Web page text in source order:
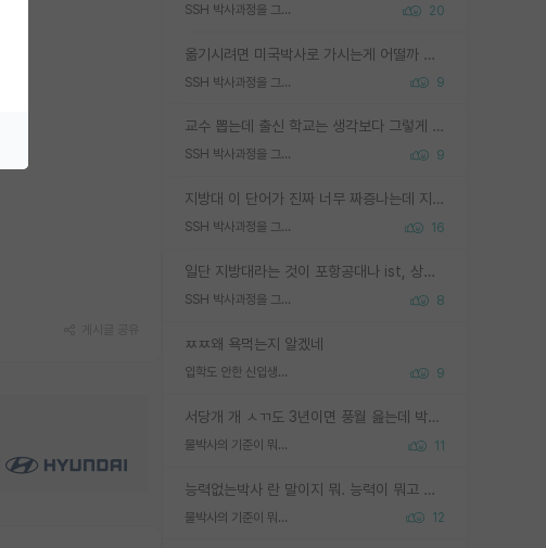
SSH 박사과정을 그만두고 지방대 박사로 옮기면 교수의 꿈은 끝일까요? 20
옮기시려면 미국박사로 가시는게 어떨까 싶네요. 교수가 꿈이면 미국박사 하고 미국교수 까지 같이 노리시는게 기회가 많지 않을까요?
SSH 박사과정을 그만두고 지방대 박사로 옮기면 교수의 꿈은 끝일까요? 9
교수 뽑는데 출신 학교는 생각보다 그렇게 안 봄. 앞으로는 더 안 보게 될거임. 박사는 어디서 진행해도 됨. 단, 제대로 쌓고 좋은 실적 만들 수 있다면. 그런데 지방대는 그럴 가능성이 지극히 낮음. 나만 열심히 잘 하면 된다? 인간은 주변 환경에 지배되는 나약한 존재임. 주변의 지방대 대학원생과 섞이고 지방 특유의 여유로움 또는 나쁘게 얘기해서 나태함에 젖어 살다보면 교수의 꿈 자체를 잊어버리게 될 가능성도 있음. 주변 환경이 70~80%임.
SSH 박사과정을 그만두고 지방대 박사로 옮기면 교수의 꿈은 끝일까요? 9
지방대 이 단어가 진짜 너무 짜증나는데 지방대면 다 그냥 쓰레기인가요? 무슨 말 같지도 않은 댓글들이 있는건지??? 지방에도 충분히 좋은 대학 많고 충분히 잘하는 교수님들 많습니다 포항공대 4개 IST 대표 지거국들 여기 모두 다 지방에 있고 여기 출신들 중에 교수하는 분들 적지 않습니다 지거국 출신이 무슨 교수를 하냐?라고 생각할 사람들 많은데 상위 대표 지거국에 아웃라이어들 많습니다 결국 개인의 연구역량과 실적이 중요합니다 이 역량을 펼치는데 있어서 지도교수와의 합도 중요합니다. 그리고 경력이 필요하면 해외포닥까지 다녀오세요
SSH 박사과정을 그만두고 지방대 박사로 옮기면 교수의 꿈은 끝일까요? 16
일단 지방대라는 것이 포항공대나 ist, 상위 지거국은 아니라고 생각하겠습니다. 그런곳은 서성한에 비해 소위 대학 네임밸류가 크게 뒤떨어지지는 않으니까요. 대학 이름이 중요하냐? 당연합니다. 대학 이름이 좋아서 좋은 아웃풋이 나오는 것이냐, 좋은 대학은 좋은 사람과 좋은 기회가 몰려있으니 아웃풋도 자연스럽게 좋아지는 것이냐? 대답하기 어려운 문제입니다. 아직 한국 사회에서 학벌을 보는 것도, 특히 이공계를 중심으로 학벌보다는 실적 위주라는 분위기가 형성되는 것도 사실입니다. 지방대 출신으로 전임교수가 될수 있느냐? 가능 불가능을 따지면 당연히 가능입니다. 지방대 박사 출신으로 전임교원이 된 경우가 실제로 있으니까요. 현실적인 가능성이 있느냐? 지금 이정도 대학의 교수가 되고싶다고 생각되는 대학 들어가서 컴공과 교수 목록 켜고 박사 어디서 받았는지 쭉 한번 보세요. 냉정하게 지방대 출신인 분들이 많지는 않으실겁니다.
SSH 박사과정을 그만두고 지방대 박사로 옮기면 교수의 꿈은 끝일까요? 8
ㅉㅉ왜 욕먹는지 알겠네
입학도 안한 신입생이 원래 관심을 받나요 9
서당개 개 ㅅㄲ도 3년이면 풍월 읊는데 박사 5년 이상 대리고 있으면서 물된건 교수 탓 맞는ㄱ게 거기가 서당이 아니란 소리임
물박사의 기준이 뭐임? 11
능력없는박사 란 말이지 뭐. 능력이 뭐고 능력이 있다는게 뭔지는 사람마다 기준이 다르니까 얘기해봐야 서로 자기 기준만 얘기해서 논쟁이 끝이 안나고. 주위에서 능력있고 야심있는 신입생이 교수가 유의미한 피드백을 아예 안주면서 제대로된 과제에 참여해볼 기회도 제공하지 않고 잡일 뺑뺑이만 돌려서 맨날 단순작업만 하면서 밤새다가 눈빛이 점점 죽어가는걸 본 사람은 물박사는 교수탓이라고 하고, 교수는 이것저것 알려도 주고 기회도 주고 사수 동기 붙여주면서 어떻게든 끌고가려고 하는데 본인이 매일 뺀질거리면서 출근 하는둥마는둥 하다가 기껏 와서도 폰이나 쳐다보다가 실험 망치고 저녁약속있어서 먼저 가볼게요~ 하는걸 본 사람은 물박사는 본인탓이라고 함.
물박사의 기준이 뭐임? 12